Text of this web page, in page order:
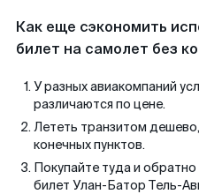
Как еще сэкономить
билет на самолет без
У разных авиакомпаний
различаются по цене.
Лететь транзитом
конечных пунктов.
Покупайте туда и
билет Улан-Батор Тель-